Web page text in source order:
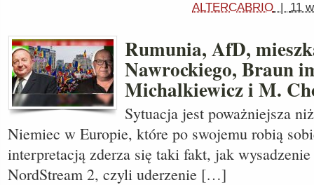
ALTERCABRIO | 11
Rumunia, AfD,
Nawrockiego, Braun
Michalkiewicz i M.
Sytuacja jest poważniejsza
Niemiec w Europie, które po swojemu robią
interpretacją zderza się taki fakt, jak
NordStream 2, czyli uderzenie […]